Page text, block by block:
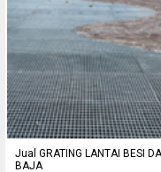
Jual GRATING LANTAI BESI
BAJA